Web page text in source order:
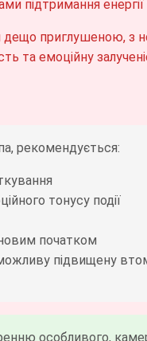
підтримання енергії
приглушеною, з
емоційну
рекомендується:
тонусу події
початком
підвищену
особливого,